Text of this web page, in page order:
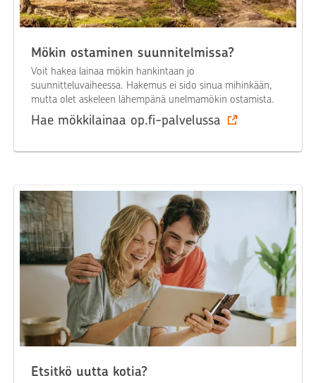
Mökin ostaminen suunnitelmissa?
Voit hakea lainaa mökin hankintaan jo
suunnitteluvaiheessa. Hakemus ei sido sinua mihinkään,
mutta olet askeleen lähempänä unelmamökin ostamista.
Hae mökkilainaa op.fi-palvelussa
Etsitkö uutta kotia?